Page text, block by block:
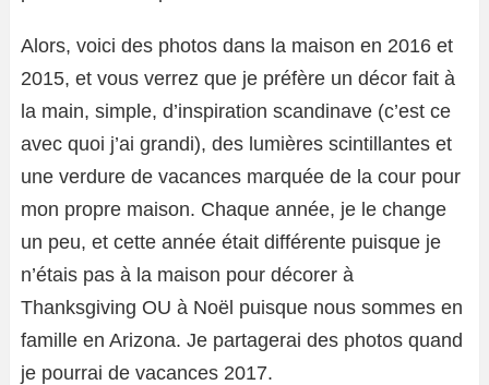
Alors, voici des photos dans la maison en 2016 et
2015, et vous verrez que je préfère un décor fait à
la main, simple, d’inspiration scandinave (c’est ce
avec quoi j’ai grandi), des lumières scintillantes et
une verdure de vacances marquée de la cour pour
mon propre maison. Chaque année, je le change
un peu, et cette année était différente puisque je
n’étais pas à la maison pour décorer à
Thanksgiving OU à Noël puisque nous sommes en
famille en Arizona. Je partagerai des photos quand
je pourrai de vacances 2017.